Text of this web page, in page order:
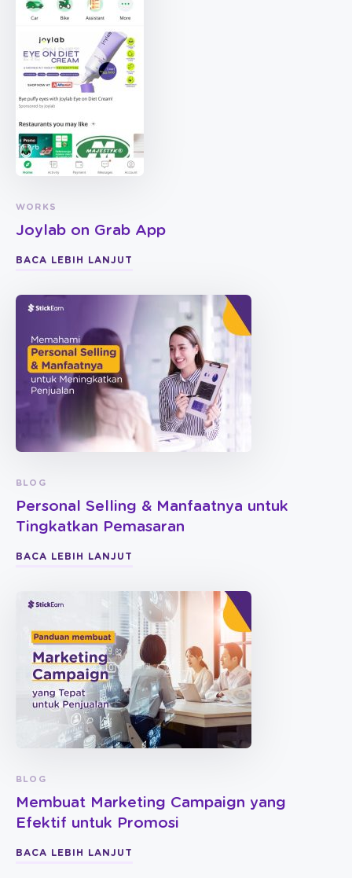
WORKS
Joylab on Grab App
BACA LEBIH LANJUT
BLOG
Personal Selling & Manfaatnya untuk
Tingkatkan Pemasaran
BACA LEBIH LANJUT
BLOG
Membuat Marketing Campaign yang
Efektif untuk Promosi
BACA LEBIH LANJUT